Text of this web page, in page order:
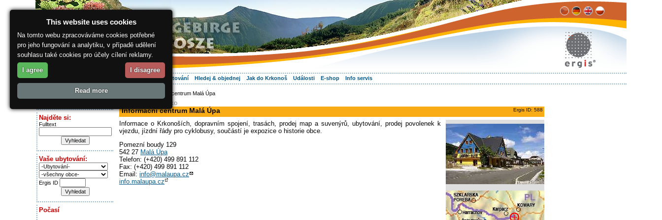
O regionu Vaše dovolená Ubytování Hledej & objednej Jak do Krkonoš Události E-shop Info servis
Dnes je:
Najděte si:
Fulltext
Vaše ubytování:
Ergis ID
Počasí
> Informační centrum Malá Úpa
informační středisko
Ergis ID: 588
Informační centrum Malá Úpa
Informace o Krkonoších, dopravním spojení, trasách, prodej map a suvenýrů, ubytování, prodej povolenek k
vjezdu, jízdní řády pro cyklobusy, součástí je expozice o historie obce.
Pomezní boudy 129
542 27 Malá Úpa
Telefon: (+420) 499 891 112
Fax: (+420) 499 891 112
Email: info@malaupa.cz
info.malaupa.cz
This website uses cookies
Na tomto webu zpracováváme cookies potřebné
pro jeho fungování a analytiku, v případě udělení
souhlasu také cookies pro účely cílení reklamy.
I agree I disagree
Read more